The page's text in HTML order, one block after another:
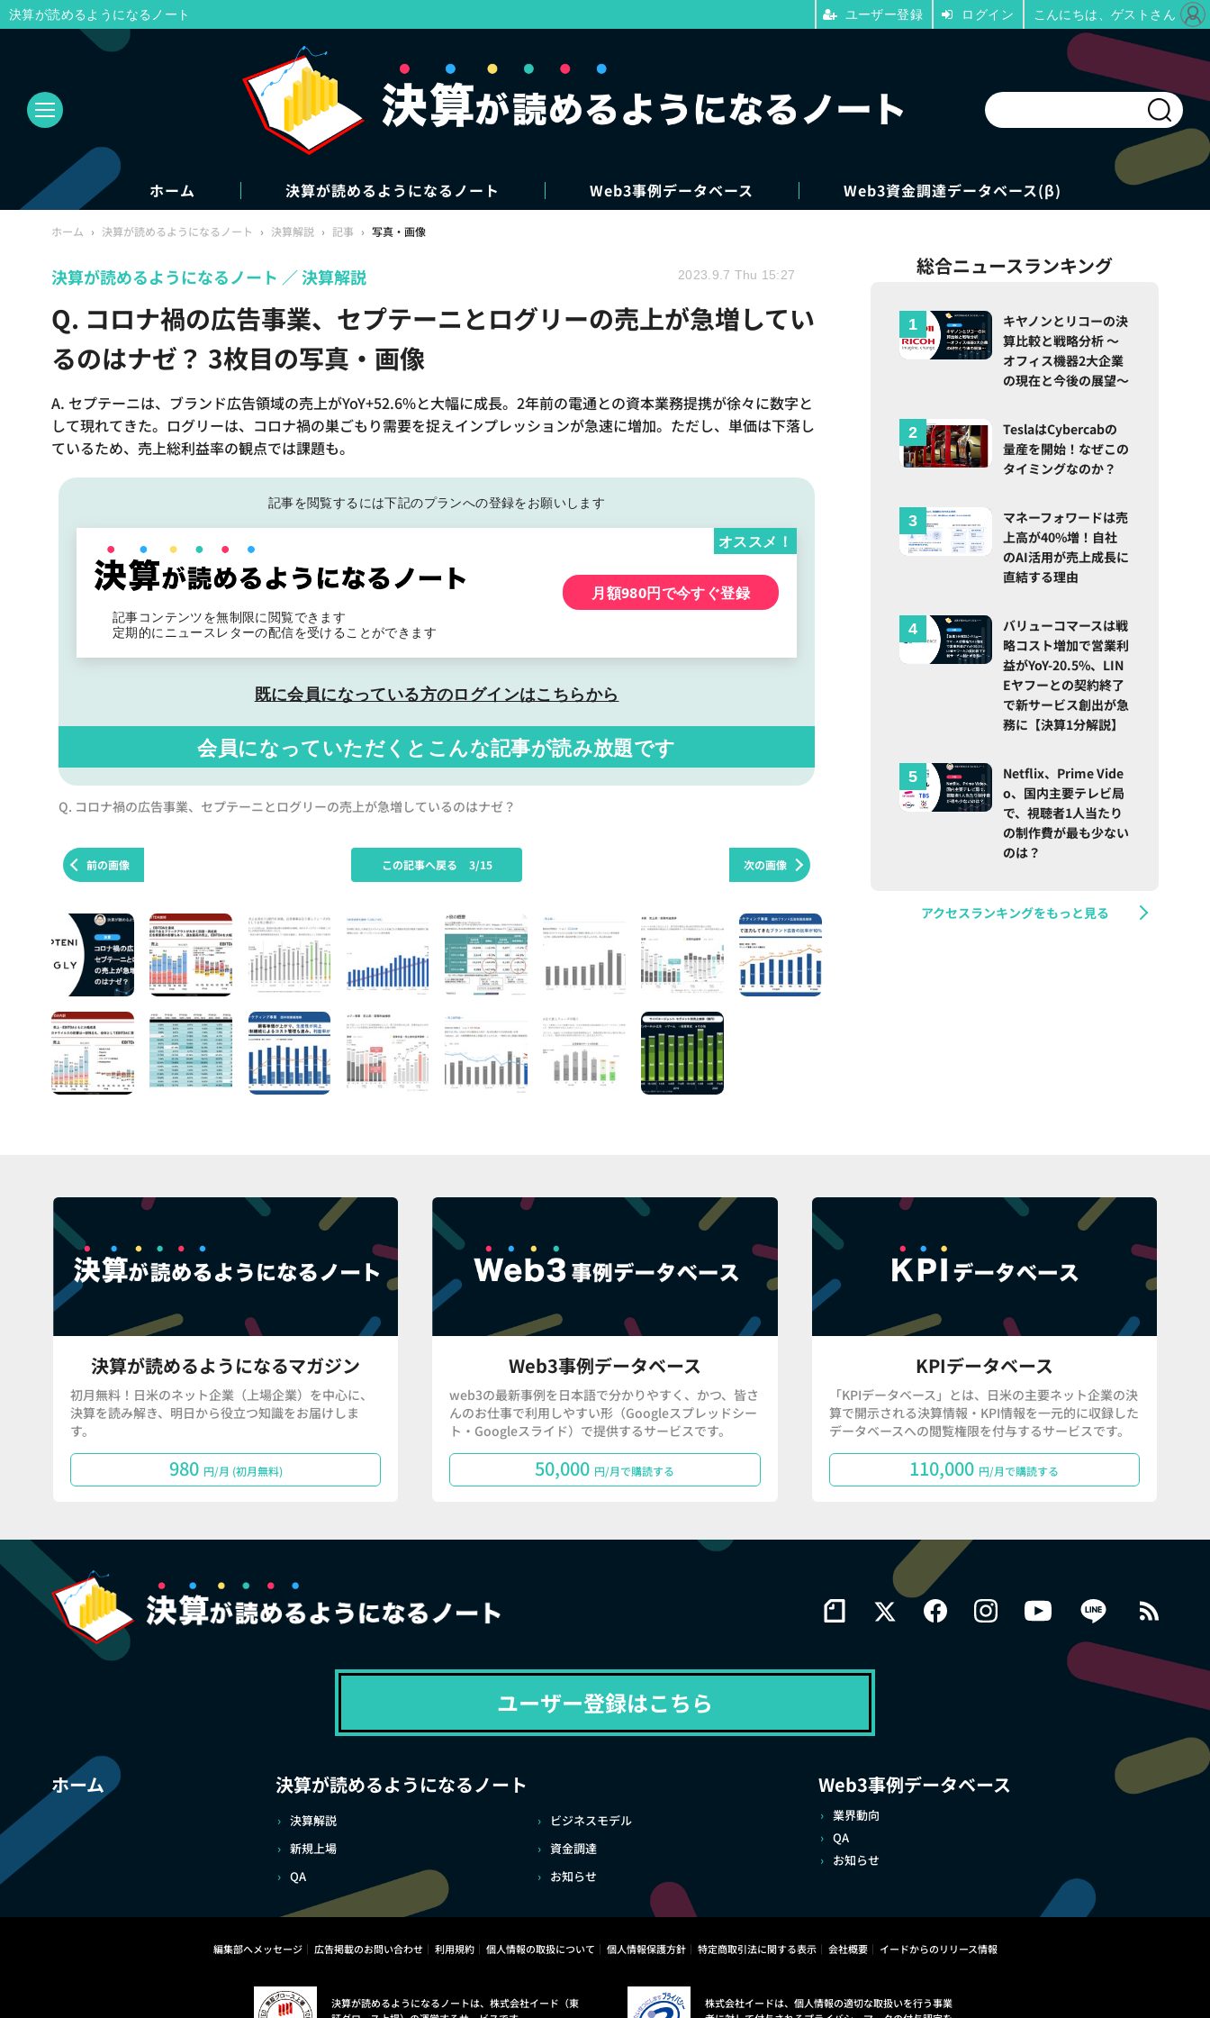
ホーム 決算が読めるようになるノート Web3事例データベース Web3資金調達データベース(β)
ホーム › 決算が読めるようになるノート › 決算解説 › 記事 › 写真・画像
Q. コロナ禍の広告事業、セプテーニとログリーの売上が急増してい
るのはナゼ？ 3枚目の写真・画像
A. セプテーニは、ブランド広告領域の売上がYoY+52.6%と大幅に成長。2年前の電通との資本業務提携が徐々に数字と
して現れてきた。ログリーは、コロナ禍の巣ごもり需要を捉えインプレッションが急速に増加。ただし、単価は下落し
ているため、売上総利益率の観点では課題も。
決算が読めるようになるノート 決算解説 2023.9.7 Thu 15:27
記事を閲覧するには下記のプランへの登録をお願いします
記事コンテンツを無制限に閲覧できます
定期的にニュースレターの配信を受けることができます
オススメ！
月額980円で今すぐ登録
既に会員になっている方のログインはこちらから
会員になっていただくと こんな記事が読み放題です
Q. コロナ禍の広告事業、セプテーニとログリーの売上が急増しているのはナゼ？
前の画像 次の画像
この記事へ戻る 3/15
総合ニュースランキング
キヤノンとリコーの決
算比較と戦略分析 ～
オフィス機器2大企業
の現在と今後の展望～
TeslaはCybercabの
量産を開始！なぜこの
タイミングなのか？
マネーフォワードは売
上高が40%増！自社
のAI活用が売上成長に
直結する理由
バリューコマースは戦
略コスト増加で営業利
益がYoY-20.5%、LIN
Eヤフーとの契約終了
で新サービス創出が急
務に【決算1分解説】
Netflix、Prime Vide
o、国内主要テレビ局
で、視聴者1人当たり
の制作費が最も少ない
のは？
アクセスランキングをもっと見る
決算が読めるようになるマガジン
初月無料！日米のネット企業（上場企業）を中心に、
決算を読み解き、明日から役立つ知識をお届けしま
す。
980 円/月 (初月無料)
Web3事例データベース
web3の最新事例を日本語で分かりやすく、かつ、皆さ
んのお仕事で利用しやすい形（Googleスプレッドシー
ト・Googleスライド）で提供するサービスです。
50,000 円/月で購読する
KPIデータベース
「KPIデータベース」とは、日米の主要ネット企業の決
算で開示される決算情報・KPI情報を一元的に収録した
データベースへの閲覧権限を付与するサービスです。
110,000 円/月で購読する
ユーザー登録はこちら
ホーム 決算が読めるようになるノート
決算解説
ビジネスモデル
新規上場
資金調達
QA
お知らせ
Web3事例データベース
業界動向
QA
お知らせ
編集部へメッセージ 広告掲載のお問い合わせ 利用規約 個人情報の取扱について 個人情報保護方針 特定商取引法に関する表示 会社概要 イードからのリリース情報
決算が読めるようになるノートは、株式会社イード（東
株式会社イードは、個人情報の適切な取扱いを行う事業
決算が読めるようになるノート ユーザー登録 ログイン こんにちは、ゲストさん